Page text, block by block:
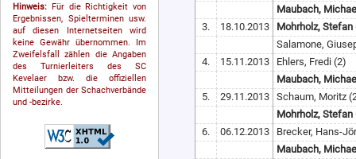
Hinweis: Für die Richtigkeit von
Ergebnissen, Spielterminen usw.
auf diesen Internetseiten wird
keine Gewähr übernommen. Im
Zweifelsfall zählen die Angaben
des Turnierleiters des SC
Kevelaer bzw. die offiziellen
Mitteilungen der Schach­ver­bände
und -bezirke.
Maubach,
3.
18.10.2013
Mohrholz,
Salamone,
4.
15.11.2013
Ehlers, Fredi (2)
Maubach,
5.
29.11.2013 Schaum, Moritz
Mohrholz, Stefan
6.
06.12.2013
Brecker, Hans-
Maubach,